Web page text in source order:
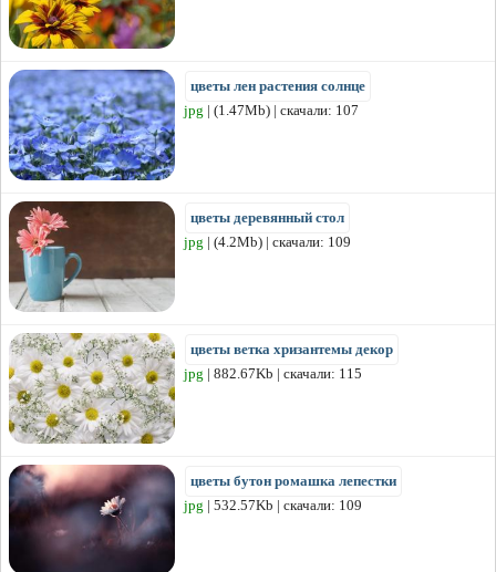
цветы лен растения солнце
jpg | (1.47Mb) | скачали: 107
цветы деревянный стол
jpg | (4.2Mb) | скачали: 109
цветы ветка хризантемы декор
jpg | 882.67Kb | скачали: 115
цветы бутон ромашка лепестки
jpg | 532.57Kb | скачали: 109